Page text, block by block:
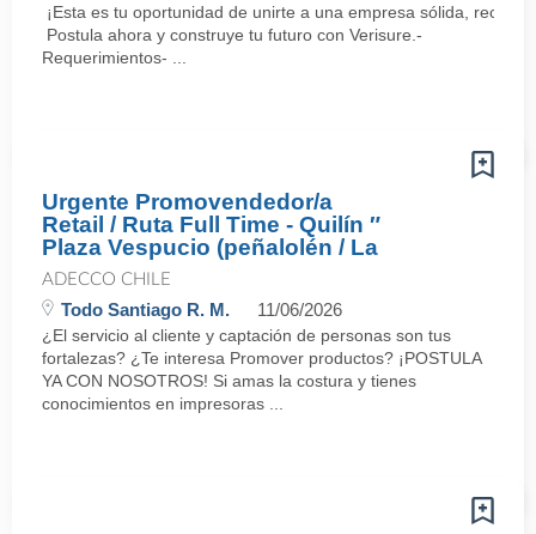
¡Esta es tu oportunidad de unirte a una empresa sólida,
Postula ahora y construye tu futuro con Verisure.-
Requerimientos- ...
Urgente Promovendedor/a
Retail / Ruta Full Time - Quilín ″
Plaza Vespucio (peñalolén / La
ADECCO CHILE
Todo Santiago R. M. 11/06/2026
¿El servicio al cliente y captación de personas son tus
fortalezas? ¿Te interesa Promover productos? ¡POSTULA
YA CON NOSOTROS! Si amas la costura y tienes
conocimientos en impresoras ...